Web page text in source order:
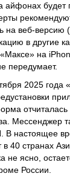
айфонах будет
на веб-версию
в другие
на
передумает.
2025 года
Мессенджер
В настоящее
в 40 странах
не ясно,
России.